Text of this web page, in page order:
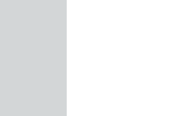
STADTPLAN /
© Stadt